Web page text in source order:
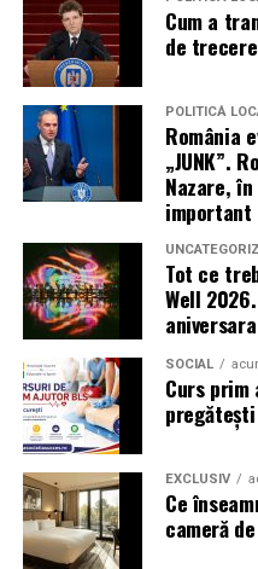
doar
Campania „Aleg să fiu
este doar despre
care fiecare dintre aceste
mai lase calitatea muncii
păzit.
dintre cei care ar
nu pentru că nu le caută,
Vizibilitatea profesională
din afacere.
Asociația
campanie, o arhivă de
din prima rundă vor
antreprenoare.rotimp de
Campania
Cum a
de
POLITICĂ
România
„JUNK”.
Nazare,
important
Tot ce
Well
SOCIAL
Curs
EXCLUSIV
Ce
cameră